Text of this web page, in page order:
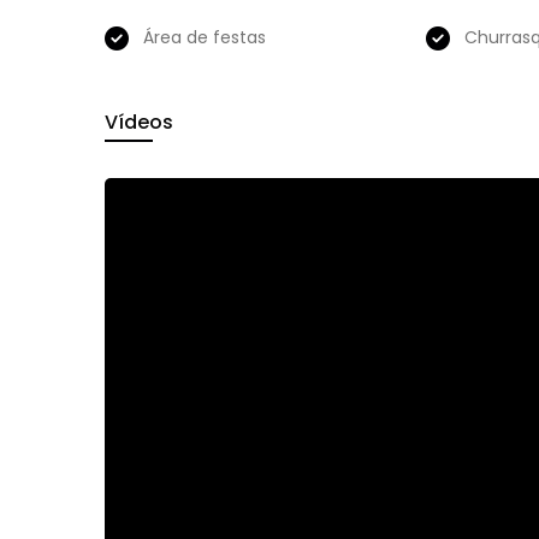
Área de festas
Vídeos